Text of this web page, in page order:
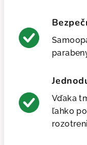
Vďaka
ľahko